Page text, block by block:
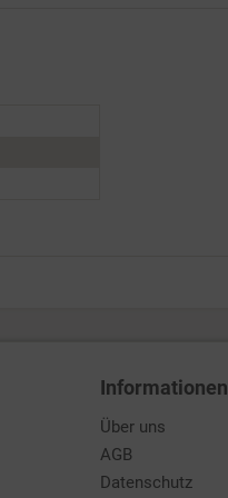
Informationen
Über uns
AGB
Datenschutz